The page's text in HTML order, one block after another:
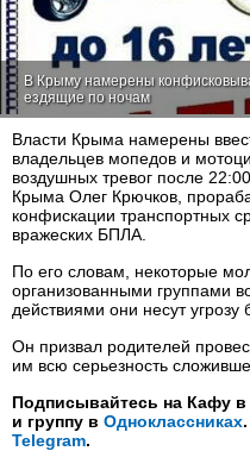
В Крыму намерены
ездящие по ночам
Власти Крыма намерены
владельцев мопедов и
воздушных тревог после
Крыма Олег Крючков,
конфискации транспортных
вражеских БПЛА.
По его словам, некоторые
организованными группами
действиями они несут угрозу
Он призвал родителей
им всю серьезность
Подписывайтесь на Кафу в
и группу в Одноклассниках
Telegram.